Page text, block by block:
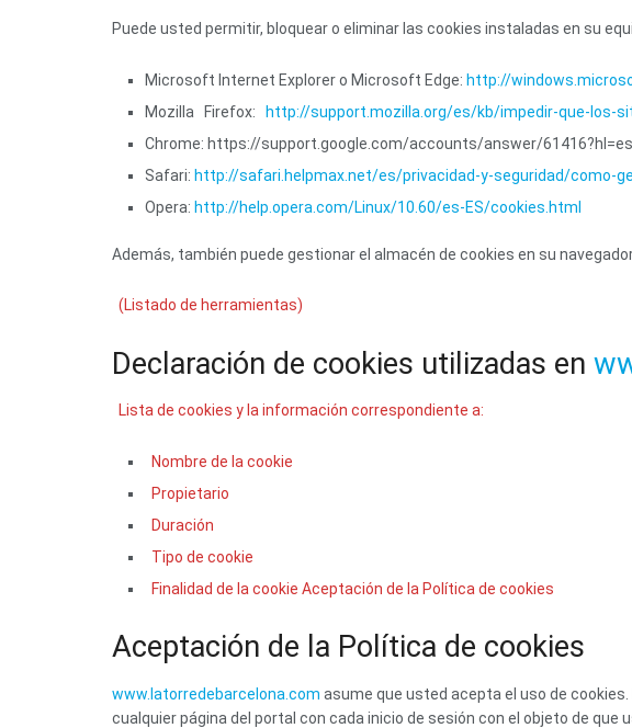
Puede usted permitir, bloquear o eliminar las cookies instaladas en su
Microsoft Internet Explorer o Microsoft Edge: http://
Mozilla Firefox: http://support.mozilla.org/es/kb/impedir-que-los-
Chrome: https://support.google.com/accounts/answer/61416?hl=es
Safari: http://safari.helpmax.net/es/privacidad-y-seguridad/como-
Opera: http://help.opera.com/Linux/10.60/es-ES/cookies.html
Además, también puede gestionar el almacén de cookies en su
(Listado de herramientas)
Declaración de cookies utilizadas en
Lista de cookies y la información correspondiente a:
Nombre de la cookie
Propietario
Duración
Tipo de cookie
Finalidad de la cookie Aceptación de la Política de cookies
Aceptación de la Política de cookies
www.latorredebarcelona.com asume que usted acepta el uso de
cualquier página del portal con cada inicio de sesión con el objeto de que